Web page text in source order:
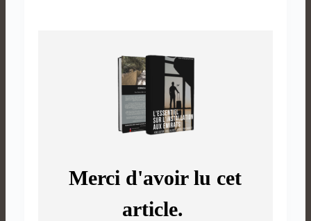
Merci d'avoir lu cet
article.